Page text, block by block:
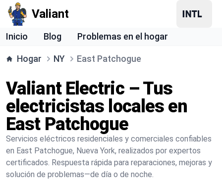
Valiant
Inicio Blog Problemas en el hogar
Hogar NY East Patchogue
Valiant Electric – Tus
electricistas locales en
East Patchogue
Servicios eléctricos residenciales y comerciales confiables
en East Patchogue, Nueva York, realizados por expertos
certificados. Respuesta rápida para reparaciones, mejoras y
solución de problemas—de día o de noche.